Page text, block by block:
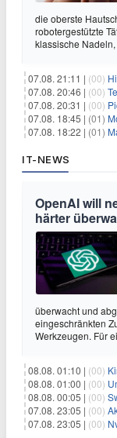
die oberste
robotergestützte
klassische Nadeln,
07.08. 21:11 | (00)
07.08. 20:46 | (00)
07.08. 20:31 | (00)
07.08. 18:45 | (01)
07.08. 18:22 | (01)
IT-NEWS
OpenAI will
härter
überwacht und
eingeschränkten
Werkzeugen. Für
08.08. 01:10 | (00)
08.08. 01:00 | (00)
08.08. 00:05 | (00)
07.08. 23:05 | (00)
07.08. 23:05 | (00)